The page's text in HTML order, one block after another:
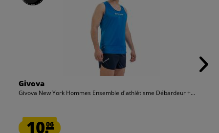
Givova
Givova New York Hommes Ensemble d'athlétisme Débardeur +...
10.06